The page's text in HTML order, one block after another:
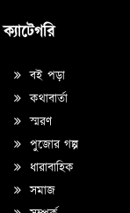
ক্যাটেগরি
বই পড়া
কথাবার্তা
স্মরণ
পুজোর গল্প
ধারাবাহিক
সমাজ